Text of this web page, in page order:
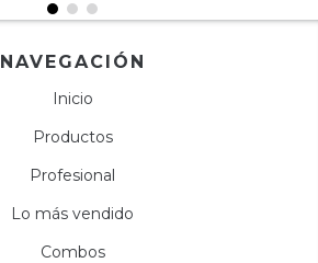
NAVEGACIÓN
Inicio
Productos
Profesional
Lo más vendido
Combos